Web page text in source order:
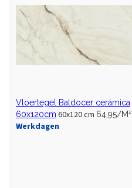
Vloertegel Baldocer cerámica
60x120cm 60x120 cm 64,95/M²
Werkdagen